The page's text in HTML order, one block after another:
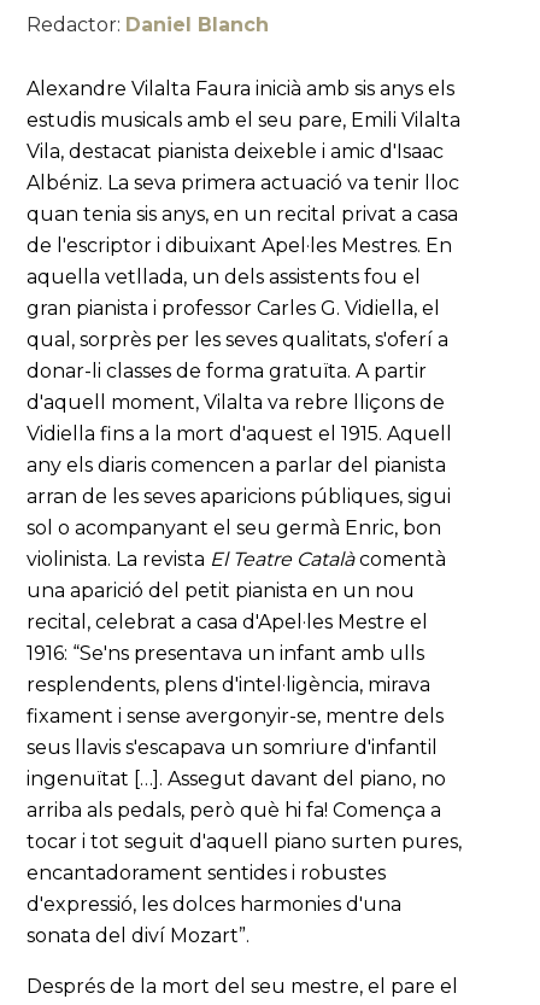
Redactor: Daniel Blanch
Alexandre Vilalta Faura inicià amb sis anys els
estudis musicals amb el seu pare, Emili Vilalta
Vila, destacat pianista deixeble i amic d'Isaac
Albéniz. La seva primera actuació va tenir lloc
quan tenia sis anys, en un recital privat a casa
de l'escriptor i dibuixant Apel·les Mestres. En
aquella vetllada, un dels assistents fou el
gran pianista i professor Carles G. Vidiella, el
qual, sorprès per les seves qualitats, s'oferí a
donar-li classes de forma gratuïta. A partir
d'aquell moment, Vilalta va rebre lliçons de
Vidiella fins a la mort d'aquest el 1915. Aquell
any els diaris comencen a parlar del pianista
arran de les seves aparicions públiques, sigui
sol o acompanyant el seu germà Enric, bon
violinista. La revista El Teatre Catalàcomentà
una aparició del petit pianista en un nou
recital, celebrat a casa d'Apel·les Mestre el
1916: “Se'ns presentava un infant amb ulls
resplendents, plens d'intel·ligència, mirava
fixament i sense avergonyir-se, mentre dels
seus llavis s'escapava un somriure d'infantil
ingenuïtat […]. Assegut davant del piano, no
arriba als pedals, però què hi fa! Comença a
tocar i tot seguit d'aquell piano surten pures,
encantadorament sentides i robustes
d'expressió, les dolces harmonies d'una
sonata del diví Mozart”.
Després de la mort del seu mestre, el pare el